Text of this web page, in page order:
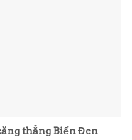
thẳng Biển Đen